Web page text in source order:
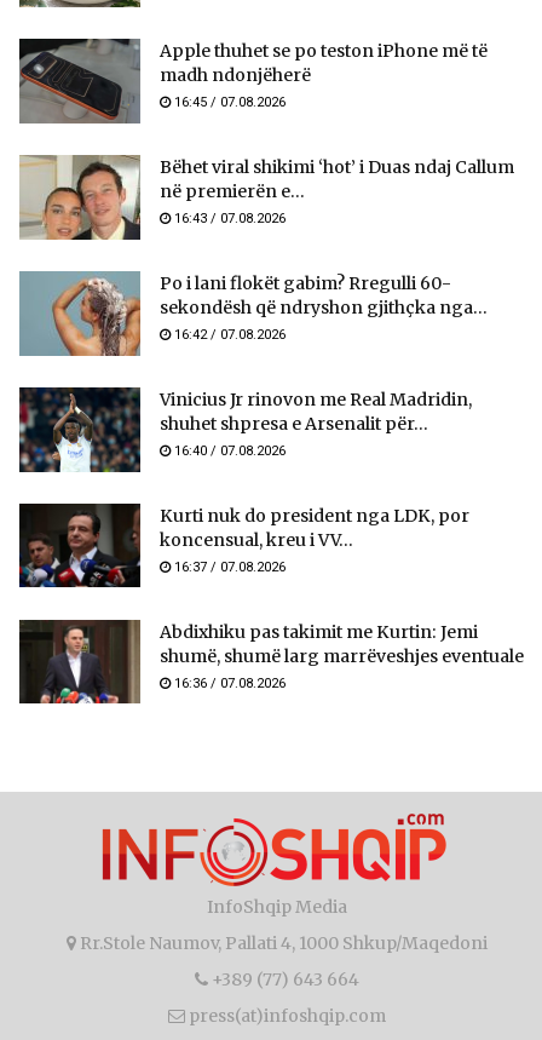
Apple thuhet se po teston iPhone më të
madh ndonjëherë
16:45 / 07.08.2026
Bëhet viral shikimi ‘hot’ i Duas ndaj Callum
në premierën e...
16:43 / 07.08.2026
Po i lani flokët gabim? Rregulli 60-
sekondësh që ndryshon gjithçka nga...
16:42 / 07.08.2026
Vinicius Jr rinovon me Real Madridin,
shuhet shpresa e Arsenalit për...
16:40 / 07.08.2026
Kurti nuk do president nga LDK, por
koncensual, kreu i VV...
16:37 / 07.08.2026
Abdixhiku pas takimit me Kurtin: Jemi
shumë, shumë larg marrëveshjes eventuale
16:36 / 07.08.2026
InfoShqip Media
Rr.Stole Naumov, Pallati 4, 1000 Shkup/Maqedoni
+389 (77) 643 664
press(at)infoshqip.com